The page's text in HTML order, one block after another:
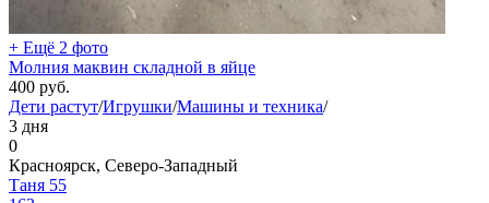
+ Ещё 2 фото
Молния маквин складной в яйце
400 руб.
Дети растут/Игрушки/Машины и техника/
3 дня
0
Красноярск, Северо-Западный
Таня 55